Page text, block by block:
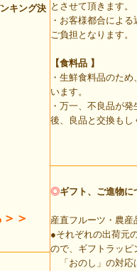
キング決
＞
とさせて頂きます。
・お客様都合によ
ご負担となります。
【食料品 】
・生鮮食料品のた
います。
・万一、不良品が
後、良品と交換もし
◎ギフト、ご進物に
産直フルーツ・農産
●それぞれの出荷元
ので、ギフトラッピ
「おのし」の対応